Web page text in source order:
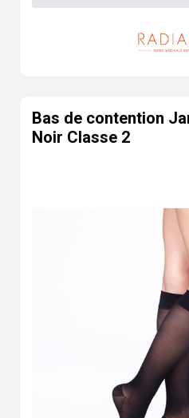
Bas de contention
Noir Classe 2